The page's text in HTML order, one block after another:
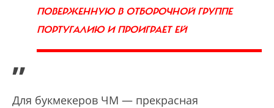
ПОВЕРЖЕННУЮ В ОТБОРОЧНОЙ ГРУППЕ
ПОРТУГАЛИЮ И ПРОИГРАЕТ ЕЙ
”
Для букмекеров ЧМ — прекрасная